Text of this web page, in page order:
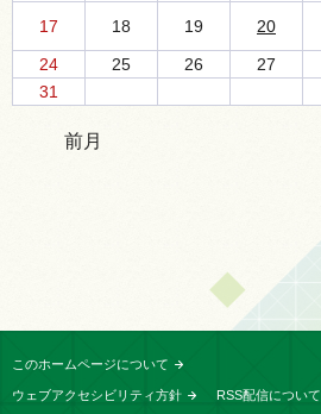
17
18 19 20
24
25 26 27
31
前月
このホームページについて
ウェブアクセシビリティ方針 RSS配信について